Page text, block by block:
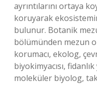
ayrıntılarını ortaya
koruyarak
bulunur. Botanik
bölümünden mezun
korumacı, ekolog,
biyokimyacısı,
moleküler biyolog,